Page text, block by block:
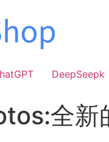
DeepSeepk
全新